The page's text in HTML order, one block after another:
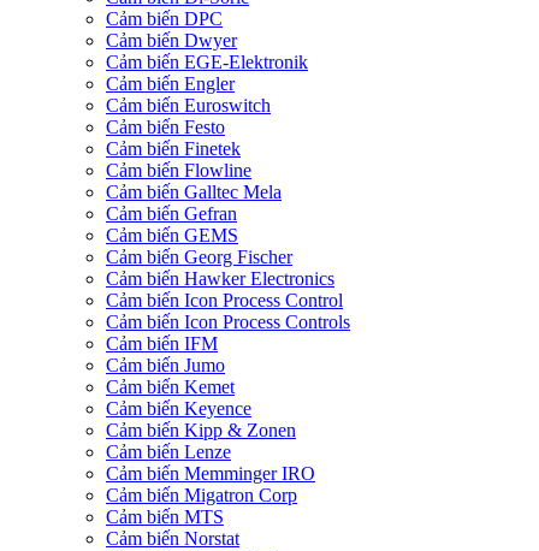
Cảm biến DPC
Cảm biến Dwyer
Cảm biến EGE-Elektronik
Cảm biến Engler
Cảm biến Euroswitch
Cảm biến Festo
Cảm biến Finetek
Cảm biến Flowline
Cảm biến Galltec Mela
Cảm biến Gefran
Cảm biến GEMS
Cảm biến Georg Fischer
Cảm biến Hawker Electronics
Cảm biến Icon Process Control
Cảm biến Icon Process Controls
Cảm biến IFM
Cảm biến Jumo
Cảm biến Kemet
Cảm biến Keyence
Cảm biến Kipp & Zonen
Cảm biến Lenze
Cảm biến Memminger IRO
Cảm biến Migatron Corp
Cảm biến MTS
Cảm biến Norstat